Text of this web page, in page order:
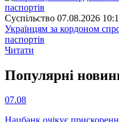
Суспiльство 07.08.2026
Українцям за кордоном
паспортів
Читати
Популярнi
07.08